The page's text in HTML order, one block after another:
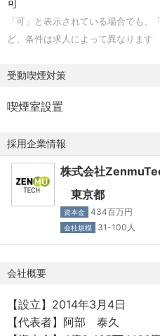
てきました。
その結果、直近3年間でライ
99,317) に拡大し、解約率 は
■秘密分散ソフトウエア開発
ためのソフトウェア開発キッ
監視カメラやドローンなどの
条件となる領域において、暗
リティの選択肢を提供してい
車載データ、 映像データ、
後さらなる拡大が見込まれる
本格的に社会実装・事業拡大
■市場例:
車載データ保護管理 (スマー
(2030年/世界)
仕様・設計・実装を自分の頭
チーム開発やプロセス改善に
積極的にコミュニケーション
い方
可
「可」と表示されている場合でも
ど、条件は求人によって異なります
受動喫煙対策
喫煙室設置
採用企業情報
株式会社
東京都
資本金 434百万円
会社規模 31-100人
会社概要
【設立】2014年3月4日
【代表者】阿部 泰久